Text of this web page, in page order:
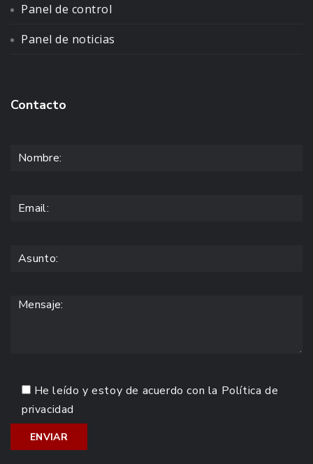
Panel de control
Panel de noticias
Contacto
He leído y estoy de acuerdo con la Política de
privacidad